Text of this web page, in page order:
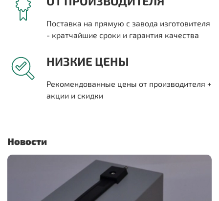
Поставка на прямую с завода изготовителя
- кратчайшие сроки и гарантия качества
НИЗКИЕ ЦЕНЫ
Рекомендованные цены от производителя +
акции и скидки
Новости